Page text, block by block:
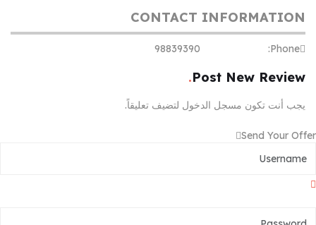
CONTACT INFORMATION
Phone:
98839390
Post New Review
يجب أنت تكون مسجل الدخول لتضيف تعليقاً.
Send Your Offer